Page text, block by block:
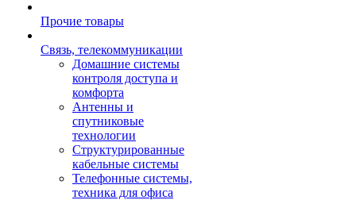
Прочие товары
Связь, телекоммуникации
Домашние системы
контроля доступа и
комфорта
Антенны и
спутниковые
технологии
Структурированные
кабельные системы
Телефонные системы,
техника для офиса